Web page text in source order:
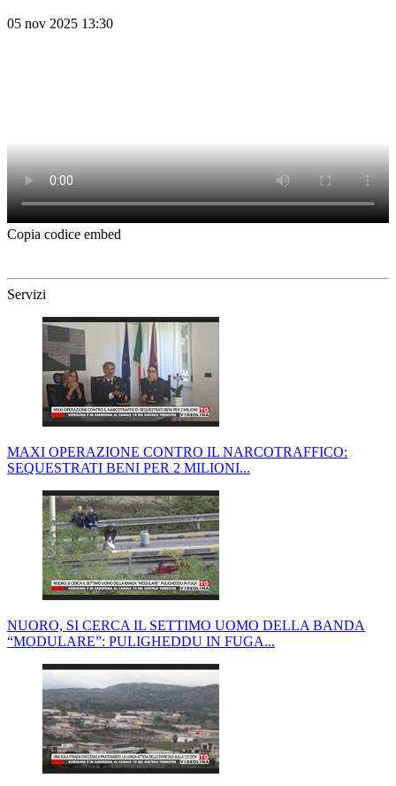
05 nov 2025 13:30
Copia codice embed
Servizi
MAXI OPERAZIONE CONTRO IL NARCOTRAFFICO:
SEQUESTRATI BENI PER 2 MILIONI...
NUORO, SI CERCA IL SETTIMO UOMO DELLA BANDA
“MODULARE”: PULIGHEDDU IN FUGA...